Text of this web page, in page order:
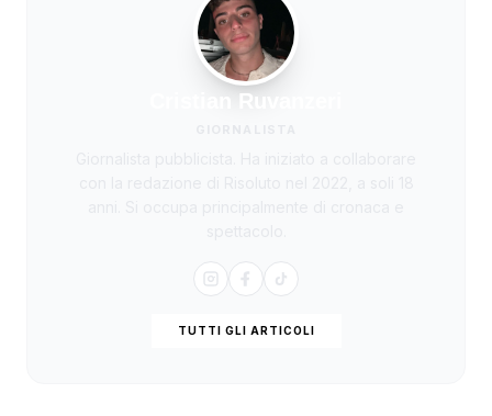
Cristian Ruvanzeri
TUTTI GLI ARTICOLI